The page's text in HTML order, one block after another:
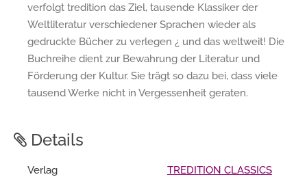
verfolgt tredition das Ziel, tausende Klassiker der
Weltliteratur verschiedener Sprachen wieder als
gedruckte Bücher zu verlegen ¿ und das weltweit! Die
Buchreihe dient zur Bewahrung der Literatur und
Förderung der Kultur. Sie trägt so dazu bei, dass viele
tausend Werke nicht in Vergessenheit geraten.
Details
Verlag
TREDITION CLASSICS